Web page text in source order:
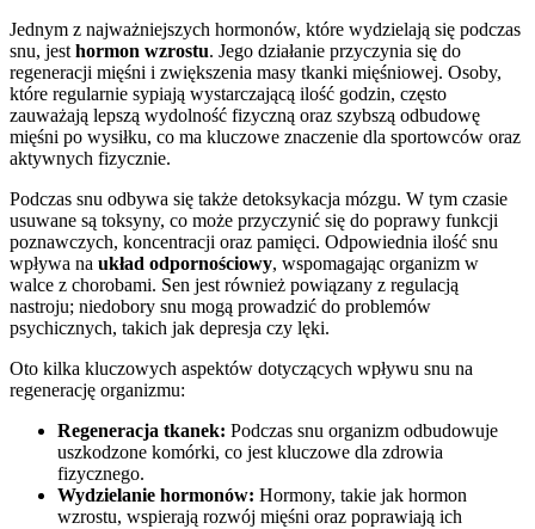
Jednym z najważniejszych hormonów, które wydzielają się podczas
snu, jest hormon wzrostu. Jego działanie przyczynia się do
regeneracji mięśni i zwiększenia masy tkanki mięśniowej. Osoby,
które regularnie sypiają wystarczającą ilość godzin, często
zauważają lepszą wydolność fizyczną oraz szybszą odbudowę
mięśni po wysiłku, co ma kluczowe znaczenie dla sportowców oraz
aktywnych fizycznie.
Podczas snu odbywa się także detoksykacja mózgu. W tym czasie
usuwane są toksyny, co może przyczynić się do poprawy funkcji
poznawczych, koncentracji oraz pamięci. Odpowiednia ilość snu
wpływa na układ odpornościowy, wspomagając organizm w
walce z chorobami. Sen jest również powiązany z regulacją
nastroju; niedobory snu mogą prowadzić do problemów
psychicznych, takich jak depresja czy lęki.
Oto kilka kluczowych aspektów dotyczących wpływu snu na
regenerację organizmu:
Regeneracja tkanek: Podczas snu organizm odbudowuje
uszkodzone komórki, co jest kluczowe dla zdrowia
fizycznego.
Wydzielanie hormonów: Hormony, takie jak hormon
wzrostu, wspierają rozwój mięśni oraz poprawiają ich